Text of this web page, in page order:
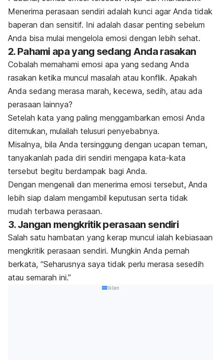
Menerima perasaan sendiri adalah kunci agar Anda tidak
baperan dan sensitif. Ini adalah dasar penting sebelum
Anda bisa mulai mengelola emosi dengan lebih sehat.
2. Pahami apa yang sedang Anda rasakan
Cobalah memahami emosi apa yang sedang Anda
rasakan ketika muncul masalah atau konflik. Apakah
Anda sedang merasa marah, kecewa, sedih, atau ada
perasaan lainnya?
Setelah kata yang paling menggambarkan emosi Anda
ditemukan, mulailah telusuri penyebabnya.
Misalnya, bila Anda tersinggung dengan ucapan teman,
tanyakanlah pada diri sendiri mengapa kata-kata
tersebut begitu berdampak bagi Anda.
Dengan mengenali dan menerima emosi tersebut, Anda
lebih siap dalam mengambil keputusan serta tidak
mudah terbawa perasaan.
3. Jangan mengkritik perasaan sendiri
Salah satu hambatan yang kerap muncul ialah kebiasaan
mengkritik perasaan sendiri. Mungkin Anda pernah
berkata, “Seharusnya saya tidak perlu merasa sesedih
atau semarah ini.”
Iklan